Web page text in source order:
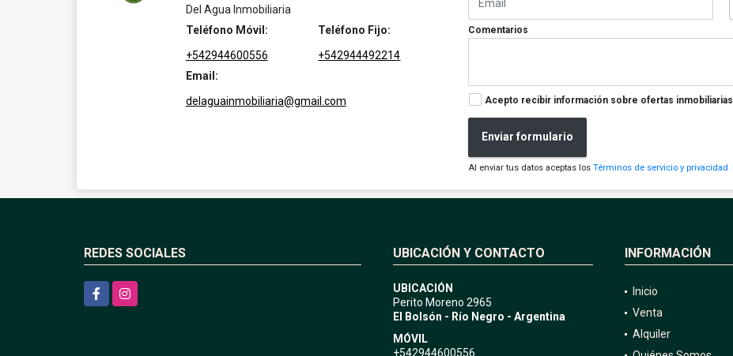
Del Agua Inmobiliaria
Teléfono Móvil:
+542944600556
Teléfono Fijo:
+542944492214
Email:
delaguainmobiliaria@gmail.com
Comentarios
Acepto recibir información sobre ofertas inmobiliarias
Enviar formulario
Al enviar tus datos aceptas losTérminos de servicio y privacidad
REDES SOCIALES
FacebookInstagram
UBICACIÓN Y CONTACTO
UBICACIÓN
Perito Moreno 2965
El Bolsón - Río Negro - Argentina
MÓVIL
+542944600556
INFORMACIÓN
Inicio
Venta
Alquiler